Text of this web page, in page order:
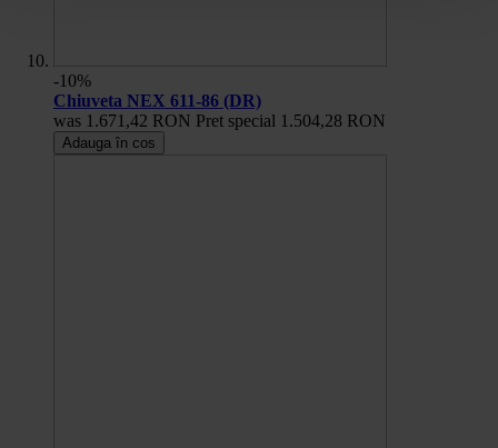
-10%
Chiuveta NEX 611-86 (DR)
was 1.671,42 RON Pret special 1.504,28 RON
Adauga în cos